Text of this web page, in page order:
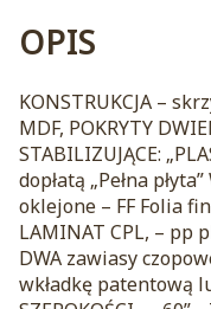
OPIS
KONSTRUKCJA –
MDF, POKRYTY
STABILIZUJĄCE:
dopłatą „Pełna
oklejone – FF Folia
LAMINAT CPL, – pp
DWA zawiasy
wkładkę patentową